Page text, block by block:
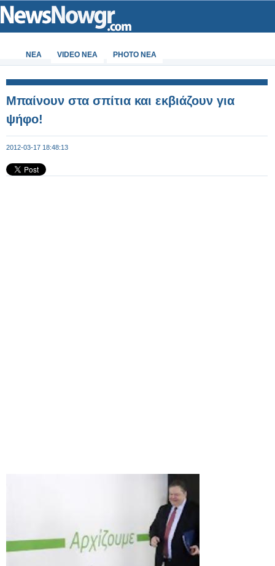
ΝΕΑ VIDEO NEA PHOTO NEA
Μπαίνουν στα σπίτια και εκβιάζουν για
ψήφο!
2012-03-17 18:48:13